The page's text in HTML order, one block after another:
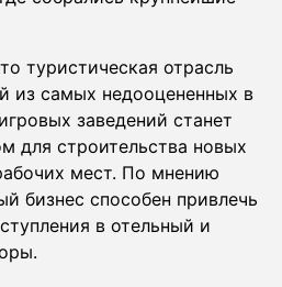
туристическая отрасль
из самых недооцененных в
заведений станет
для строительства новых
мест. По мнению
бизнес способен привлечь
в отельный и